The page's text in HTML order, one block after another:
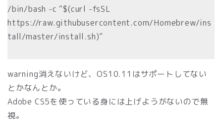
/bin/bash -c “$(curl -fsSL
https://raw.githubusercontent.com/Homebrew/ins
tall/master/install.sh)”
warning消えないけど、OS10.11はサポートしてない
とかなんとか。
Adobe CS5を使っている身には上げようがないので無
視。